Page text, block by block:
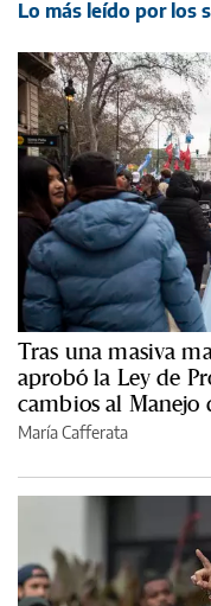
Lo más leído por los
Tras una masiva
aprobó la Ley de
cambios al Manejo
María Cafferata